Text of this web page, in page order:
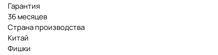
Гарантия
36 месяцев
Страна производства
Китай
Фишки